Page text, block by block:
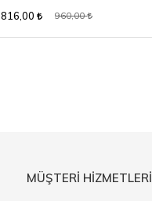
816,00 960,00
MÜŞTERİ HİZMETLERİ